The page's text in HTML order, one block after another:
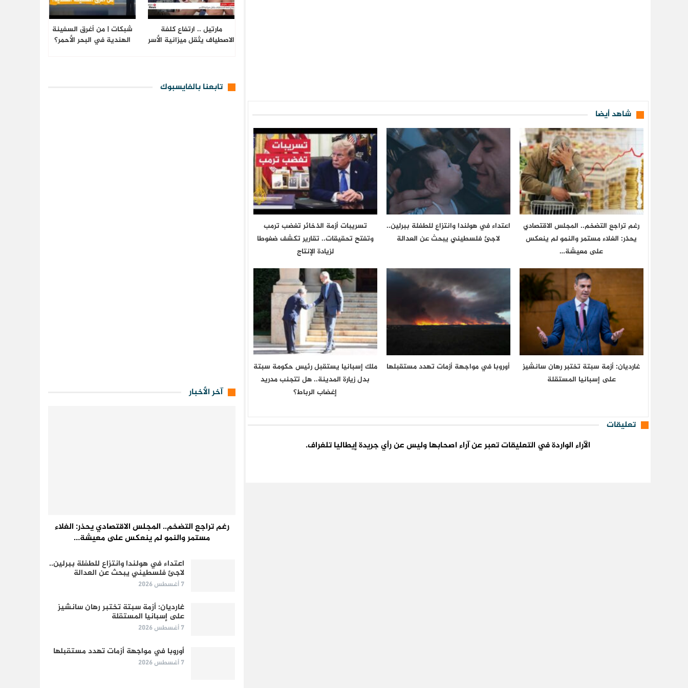
شاهد أيضا
رغم تراجع التضخم.. المجلس الاقتصادي
يحذر: الغلاء مستمر والنمو لم ينعكس
على معيشة…
اعتداء في هولندا وانتزاع للطفلة ببرلين..
لاجئ فلسطيني يبحث عن العدالة
تسريبات أزمة الذخائر تغضب ترمب
وتفتح تحقيقات.. تقارير تكشف ضغوطا
لزيادة الإنتاج
غارديان: أزمة سبتة تختبر رهان سانشيز
على إسبانيا المستقلة
أوروبا في مواجهة أزمات تهدد مستقبلها
ملك إسبانيا يستقبل رئيس حكومة سبتة
بدل زيارة المدينة.. هل تتجنب مدريد
إغضاب الرباط؟
تعليقات
الآراء الواردة في التعليقات تعبر عن آراء اصحابها وليس عن رأي جريدة إيطاليا تلغراف.
مارتيل .. ارتفاع كلفة
الاصطياف يثقل ميزانية الأسر
شبكات | من أغرق السفينة
الهندية في البحر الأحمر؟
تابعنا بالفايسبوك
آخر الأخبار
رغم تراجع التضخم.. المجلس الاقتصادي يحذر: الغلاء
مستمر والنمو لم ينعكس على معيشة…
اعتداء في هولندا وانتزاع للطفلة ببرلين..
لاجئ فلسطيني يبحث عن العدالة
7 أغسطس 2026
غارديان: أزمة سبتة تختبر رهان سانشيز
على إسبانيا المستقلة
7 أغسطس 2026
أوروبا في مواجهة أزمات تهدد مستقبلها
7 أغسطس 2026